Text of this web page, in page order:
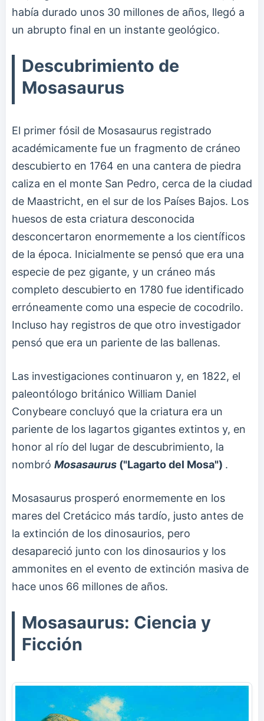
había durado unos 30 millones de años, llegó a
un abrupto final en un instante geológico.
Descubrimiento de
Mosasaurus
El primer fósil de Mosasaurus registrado
académicamente fue un fragmento de cráneo
descubierto en 1764 en una cantera de piedra
caliza en el monte San Pedro, cerca de la ciudad
de Maastricht, en el sur de los Países Bajos. Los
huesos de esta criatura desconocida
desconcertaron enormemente a los científicos
de la época. Inicialmente se pensó que era una
especie de pez gigante, y un cráneo más
completo descubierto en 1780 fue identificado
erróneamente como una especie de cocodrilo.
Incluso hay registros de que otro investigador
pensó que era un pariente de las ballenas.
Las investigaciones continuaron y, en 1822, el
paleontólogo británico William Daniel
Conybeare concluyó que la criatura era un
pariente de los lagartos gigantes extintos y, en
honor al río del lugar de descubrimiento, la
nombró Mosasaurus ("Lagarto del Mosa") .
Mosasaurus prosperó enormemente en los
mares del Cretácico más tardío, justo antes de
la extinción de los dinosaurios, pero
desapareció junto con los dinosaurios y los
ammonites en el evento de extinción masiva de
hace unos 66 millones de años.
Mosasaurus: Ciencia y
Ficción